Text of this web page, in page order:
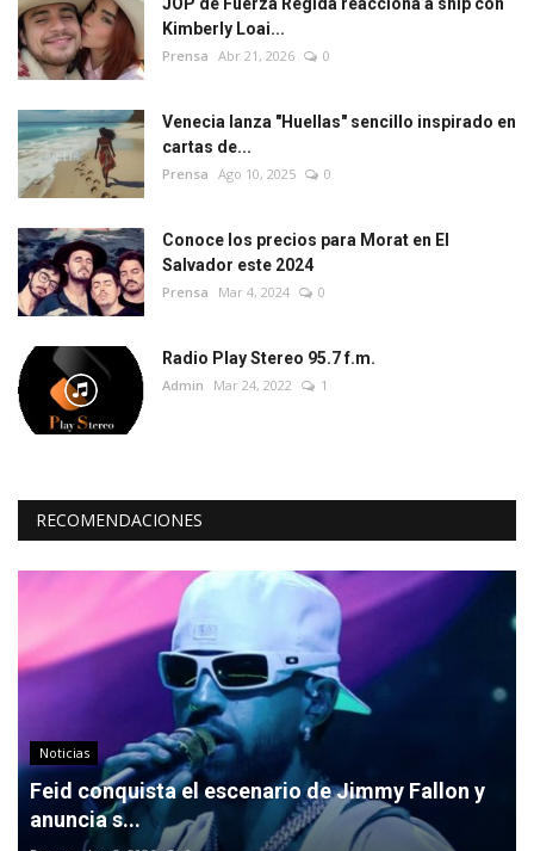
Kimberly Loai...
Prensa Abr 21, 2026 0
Venecia lanza "Huellas" sencillo inspirado en
cartas de...
Prensa Ago 10, 2025 0
Conoce los precios para Morat en El
Salvador este 2024
Prensa Mar 4, 2024 0
Radio Play Stereo 95.7 f.m.
Admin Mar 24, 2022 1
RECOMENDACIONES
Noticias
Feid conquista el escenario de Jimmy Fallon y
anuncia s...